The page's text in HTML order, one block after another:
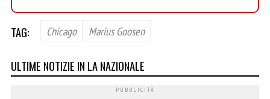
TAG: Chicago Marius Goosen
ULTIME NOTIZIE IN LA NAZIONALE